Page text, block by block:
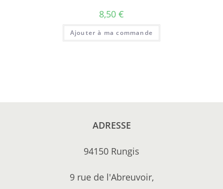
8,50 €
Ajouter à ma commande
ADRESSE
94150 Rungis
9 rue de l'Abreuvoir,